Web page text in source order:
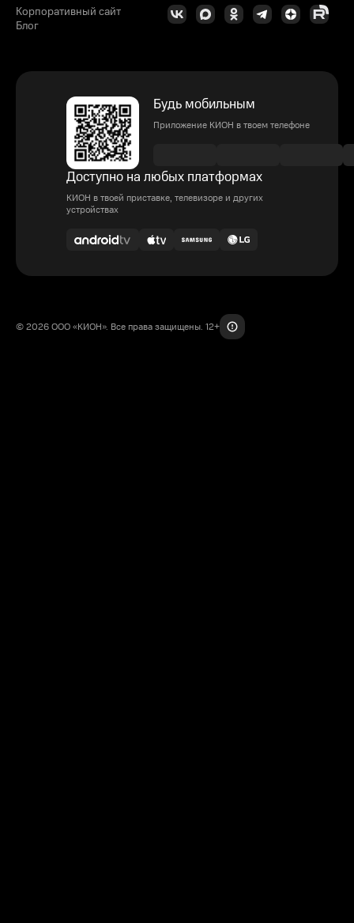
Корпоративный сайт
Блог
Будь мобильным
Приложение КИОН в твоем телефоне
Доступно на любых платформах
КИОН в твоей приставке, телевизоре и других
устройствах
© 2026 ООО «КИОН». Все права защищены. 12+